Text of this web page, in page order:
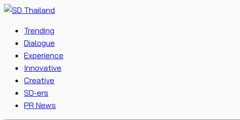
Trending
Dialogue
Experience
Innovative
Creative
SD-ers
PR News